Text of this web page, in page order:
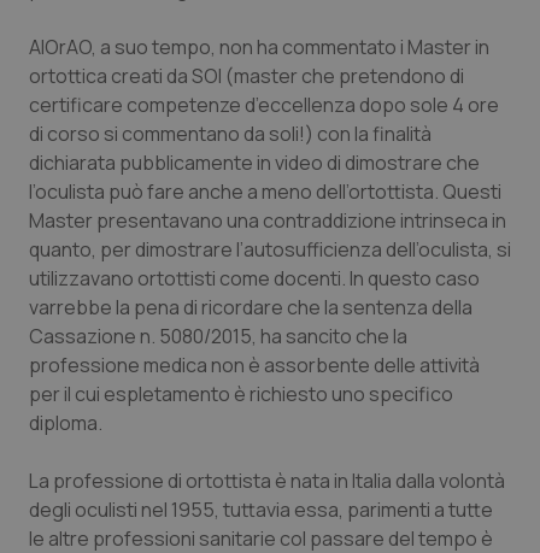
AIOrAO, a suo tempo, non ha commentato i Master in
ortottica creati da SOI (master che pretendono di
certificare competenze d’eccellenza dopo sole 4 ore
di corso si commentano da soli!) con la finalità
dichiarata pubblicamente in video di dimostrare che
l’oculista può fare anche a meno dell’ortottista. Questi
Master presentavano una contraddizione intrinseca in
quanto, per dimostrare l’autosufficienza dell’oculista, si
utilizzavano ortottisti come docenti. In questo caso
varrebbe la pena di ricordare che la sentenza della
Cassazione n. 5080/2015, ha sancito che la
professione medica non è assorbente delle attività
per il cui espletamento è richiesto uno specifico
diploma.
La professione di ortottista è nata in Italia dalla volontà
degli oculisti nel 1955, tuttavia essa, parimenti a tutte
le altre professioni sanitarie col passare del tempo è